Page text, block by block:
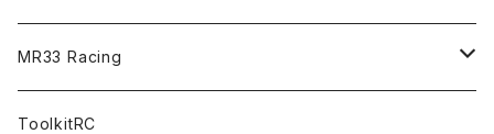
TA08R
Option Parts For YOKOMO BD9
Option Parts For YOKOMO BD8
Special Set（ZEROTRIBEオリジナル）
A800MMX
A800R
XRAY
X4
Accessories
Radio Accessories
Option Parts
RUBBER TIRES＆WHEEL
Transponder
Accessories
A800R（KIT＆Spare & Optional）
A12（KIT＆Spare & Optional）
MR33 Racing
Chemicals＜ケミカル＞
ToolkitRC